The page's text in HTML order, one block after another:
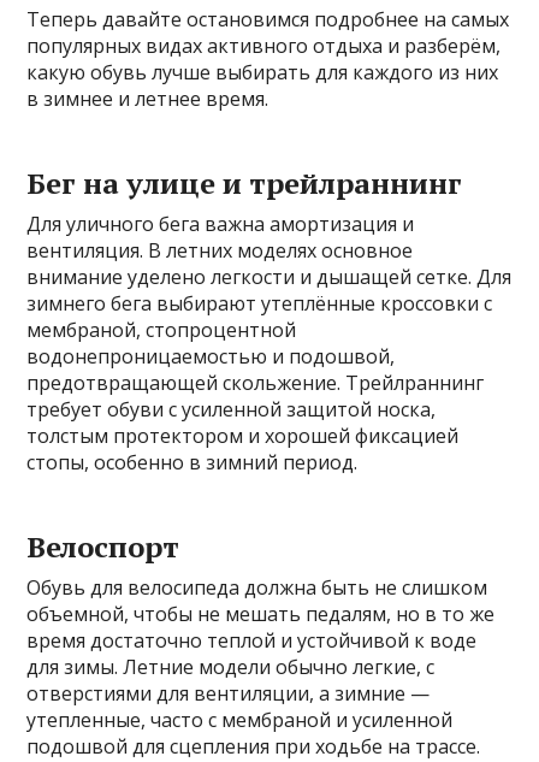
Теперь давайте остановимся подробнее на самых
популярных видах активного отдыха и разберём,
какую обувь лучше выбирать для каждого из них
в зимнее и летнее время.
Бег на улице и трейлраннинг
Для уличного бега важна амортизация и
вентиляция. В летних моделях основное
внимание уделено легкости и дышащей сетке. Для
зимнего бега выбирают утеплённые кроссовки с
мембраной, стопроцентной
водонепроницаемостью и подошвой,
предотвращающей скольжение. Трейлраннинг
требует обуви с усиленной защитой носка,
толстым протектором и хорошей фиксацией
стопы, особенно в зимний период.
Велоспорт
Обувь для велосипеда должна быть не слишком
объемной, чтобы не мешать педалям, но в то же
время достаточно теплой и устойчивой к воде
для зимы. Летние модели обычно легкие, с
отверстиями для вентиляции, а зимние —
утепленные, часто с мембраной и усиленной
подошвой для сцепления при ходьбе на трассе.